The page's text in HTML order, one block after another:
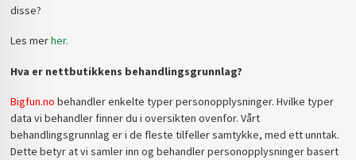
disse?
Les merher.
Hva er nettbutikkens behandlingsgrunnlag?
Bigfun.nobehandler enkelte typer personopplysninger. Hvilke typer
data vi behandler finner du i oversikten ovenfor. Vårt
behandlingsgrunnlag er i de fleste tilfeller samtykke, med ett unntak.
Dette betyr at vi samler inn og behandler personopplysninger basert